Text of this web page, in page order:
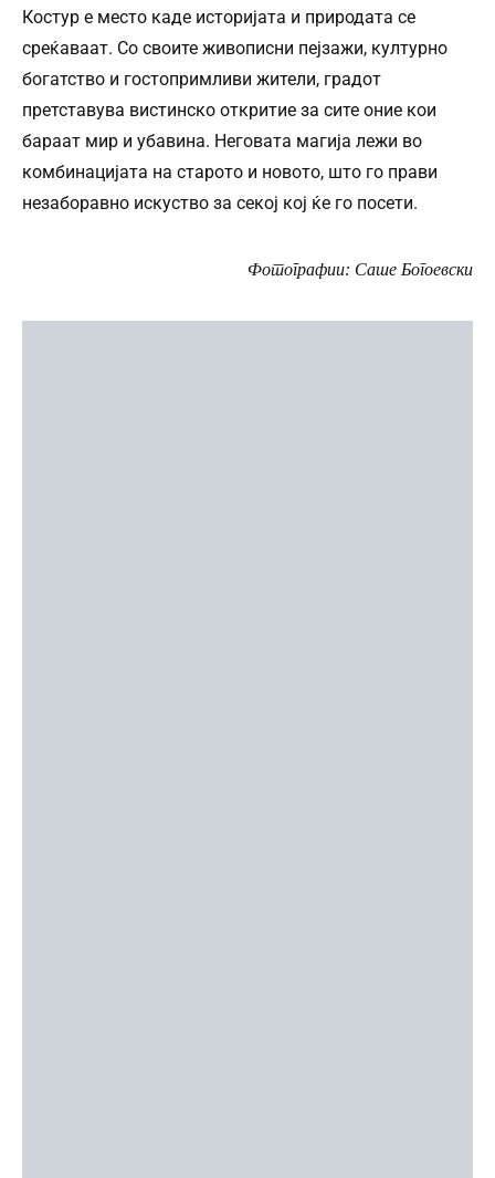
Костур е место каде историјата и природата се
среќаваат. Со своите живописни пејзажи, културно
богатство и гостопримливи жители, градот
претставува вистинско откритие за сите оние кои
бараат мир и убавина. Неговата магија лежи во
комбинацијата на старото и новото, што го прави
незаборавно искуство за секој кој ќе го посети.
Фотографии: Саше Богоевски